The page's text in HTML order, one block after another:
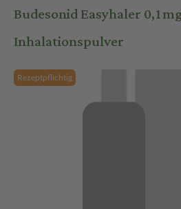
Budesonid Easyhaler
Inhalationspulver
Rezeptpflichtig